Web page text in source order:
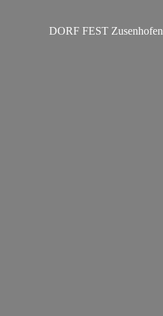
DORF FEST Zusenhofen